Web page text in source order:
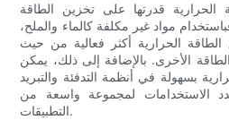
قدرتها على تخزين الطاقة
مواد غير مكلفة كالماء والملح،
الحرارية أكثر فعالية من حيث
الأخرى. بالإضافة إلى ذلك، يمكن
بسهولة في أنظمة التدفئة والتبريد
الاستخدامات لمجموعة واسعة من
التطبيقات.